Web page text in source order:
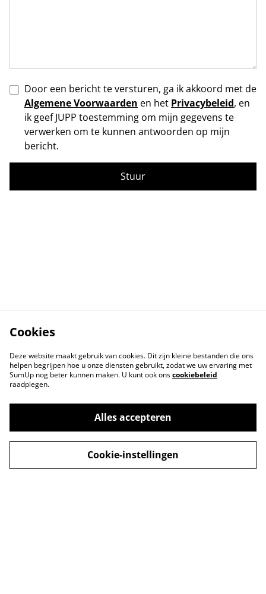
Door een bericht te versturen, ga ik akkoord met de
Algemene Voorwaarden en het Privacybeleid, en
ik geef JUPP toestemming om mijn gegevens te
verwerken om te kunnen antwoorden op mijn
bericht.
Stuur
Cookies
Deze website maakt gebruik van cookies. Dit zijn kleine bestanden die ons
helpen begrijpen hoe u onze diensten gebruikt, zodat we uw ervaring met
SumUp nog beter kunnen maken. U kunt ook onscookiebeleid
raadplegen.
Alles accepteren
Cookie-instellingen